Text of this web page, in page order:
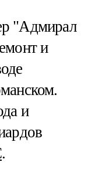
"Адмирал
и
и
.